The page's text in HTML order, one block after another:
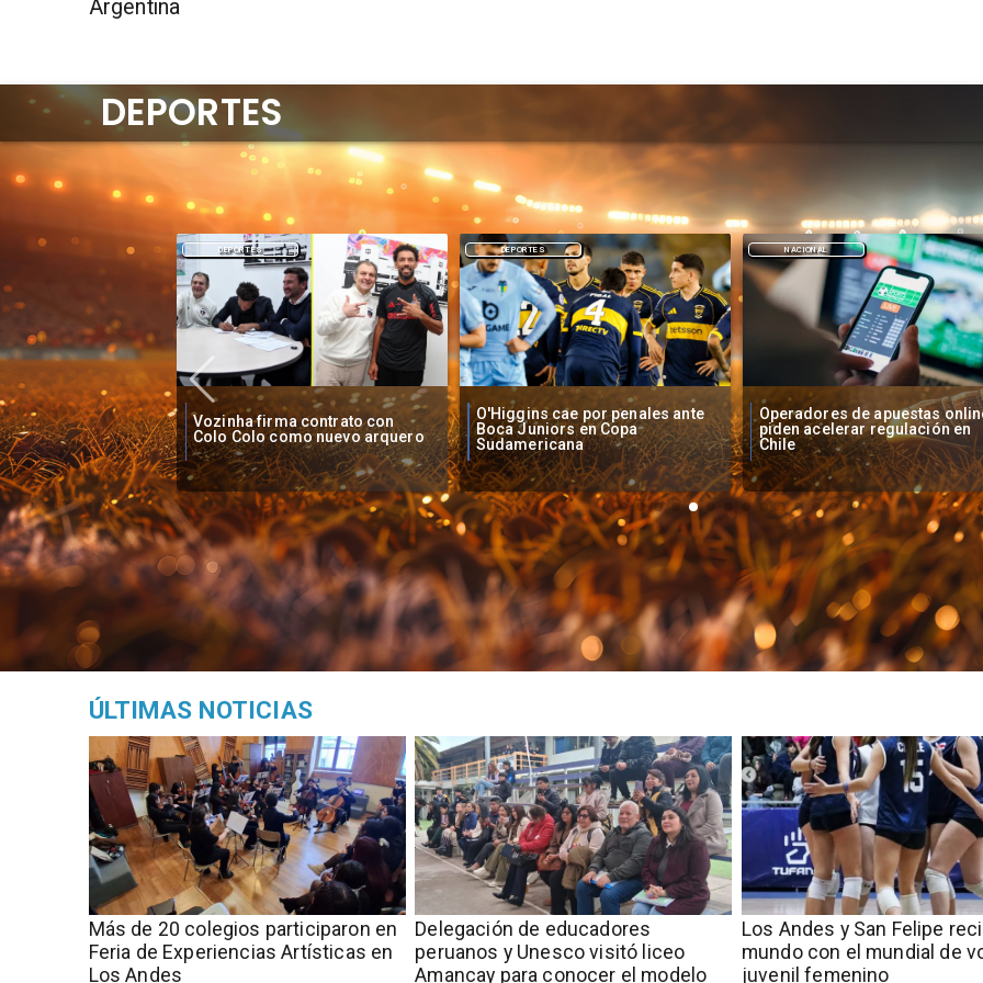
Argentina
contrato con
nuevo arquero
O'Higgins cae por penales ante
Boca Juniors en Copa
Sudamericana
DEPORTES
Operadores de apuestas online
piden acelerar regulación en
Chile
NACIONAL
Fallece Lucy López Cruz,
primera medallista chilena en
Juegos Panamericanos
DEPORTES
DEPORTES
ÚLTIMAS NOTICIAS
Más de 20 colegios participaron en
Feria de Experiencias Artísticas en
Los Andes
Delegación de educadores
peruanos y Unesco visitó liceo
Amancay para conocer el modelo
​​Los Andes y San Felipe
mundo con el mundial de
juvenil femenino